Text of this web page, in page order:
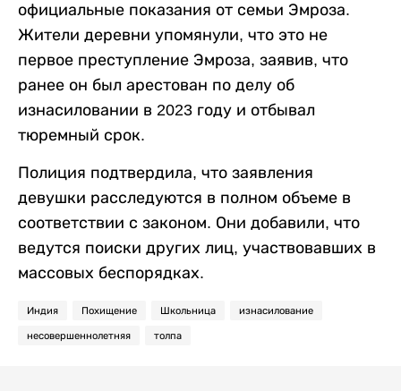
официальные показания от семьи Эмроза.
Жители деревни упомянули, что это не
первое преступление Эмроза, заявив, что
ранее он был арестован по делу об
изнасиловании в 2023 году и отбывал
тюремный срок.
Полиция подтвердила, что заявления
девушки расследуются в полном объеме в
соответствии с законом. Они добавили, что
ведутся поиски других лиц, участвовавших в
массовых беспорядках.
Индия Похищение Школьница изнасилование
несовершеннолетняя толпа